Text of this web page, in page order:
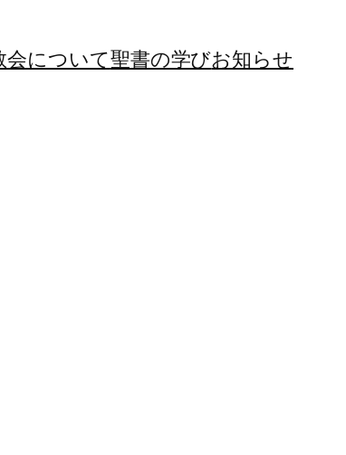
会について聖書の学びお知らせ